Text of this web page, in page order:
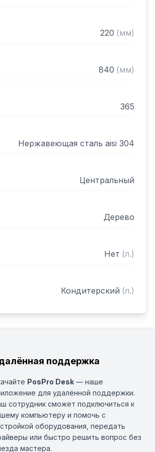
220 (мм)
840 (мм)
365
Нержавеющая сталь aisi 304
Центральный
Дерево
Нет (л.)
Кондитерский (л.)
поддержка
PosPro Desk — наше
для удалённой поддержки.
сотрудник сможет подключиться к
компьютеру и помочь с
оборудования, передать
или быстро решить вопрос без
мастера.